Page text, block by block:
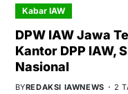
Kabar IAW
DPW IAW Jawa
Kantor DPP IAW,
Nasional
BYREDAKSI IAWNEWS 2